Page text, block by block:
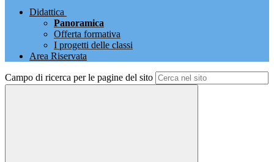
Didattica
Panoramica
Offerta formativa
I progetti delle classi
Area Riservata
Campo di ricerca per le pagine del sito